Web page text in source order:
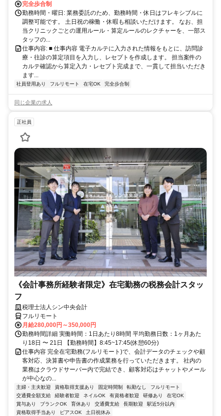
完全歩合制
勤務時間・曜日: 業務委託のため、勤務時間・休日はフレキシブルに
調整可能です。 土日祝の稼働・休暇も相談いただけます。 なお、担
当クリニックごとの運用ルール・算定ルールのレクチャーを、一部ス
タッフの...
仕事内容: ■ 仕事内容 電子カルテに入力された情報をもとに、訪問診
療・往診の算定項目を入力し、レセプトを作成します。 担当案件の
カルテ確認から算定入力・レセプト完成まで、一貫して担当いただき
ます...
社員登用あり フルリモート 在宅OK 完全歩合制
同じ企業の求人
正社員
《会計事務所経験者限定》在宅勤務の税務会計スタッ
フ
税理士法人シン中央会計
フルリモート
月給280,000円～350,000円
勤務時間詳細 実働時間：1日あたり8時間 平均勤務日数：1ヶ月あた
り18日 〜 21日 【勤務時間】8:45~17:45(休憩60分)
仕事内容 完全在宅勤務(フルリモート)で、会計データのチェックや顧
客対応、決算書や申告書の作成業務を行っていただきます。 社内の
業務はクラウドサーバー内で完結でき、顧客対応はチャットやメール
が中心なの...
主婦・主夫歓迎 資格取得支援あり 固定時間制 転勤なし
フルリモート
交通費全額支給
経験者歓迎 ネイルOK 有資格者歓迎 研修あり
在宅OK
賞与あり
ブランクOK 育休あり 交通費支給 長期歓迎
駅近5分以内
資格取得手当あり
ピアスOK 土日祝休み